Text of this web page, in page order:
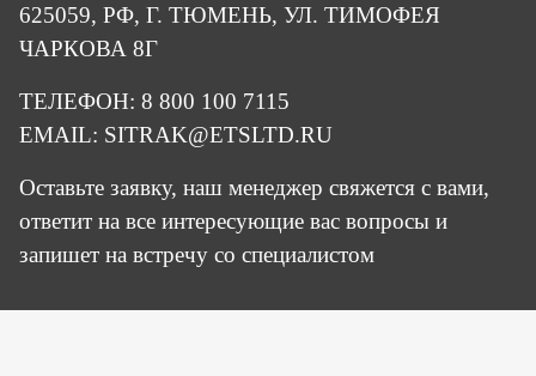
625059, РФ, Г. ТЮМЕНЬ, УЛ. ТИМОФЕЯ
ЧАРКОВА 8Г
ТЕЛЕФОН: 8 800 100 7115
EMAIL: SITRAK@ETSLTD.RU
Оставьте заявку, наш менеджер свяжется с вами,
ответит на все интересующие вас вопросы и
запишет на встречу со специалистом